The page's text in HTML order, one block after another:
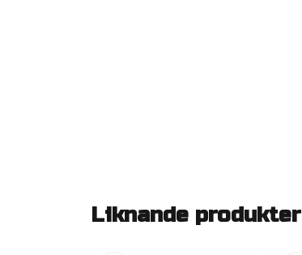
Liknande produkter